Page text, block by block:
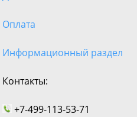
Оплата
Информационный раздел
Контакты:
+7-499-113-53-71